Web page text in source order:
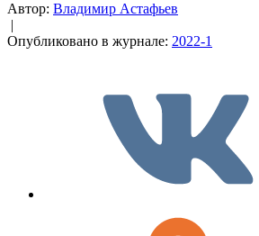
Автор: Владимир Астафьев
|
Опубликовано в журнале: 2022-1